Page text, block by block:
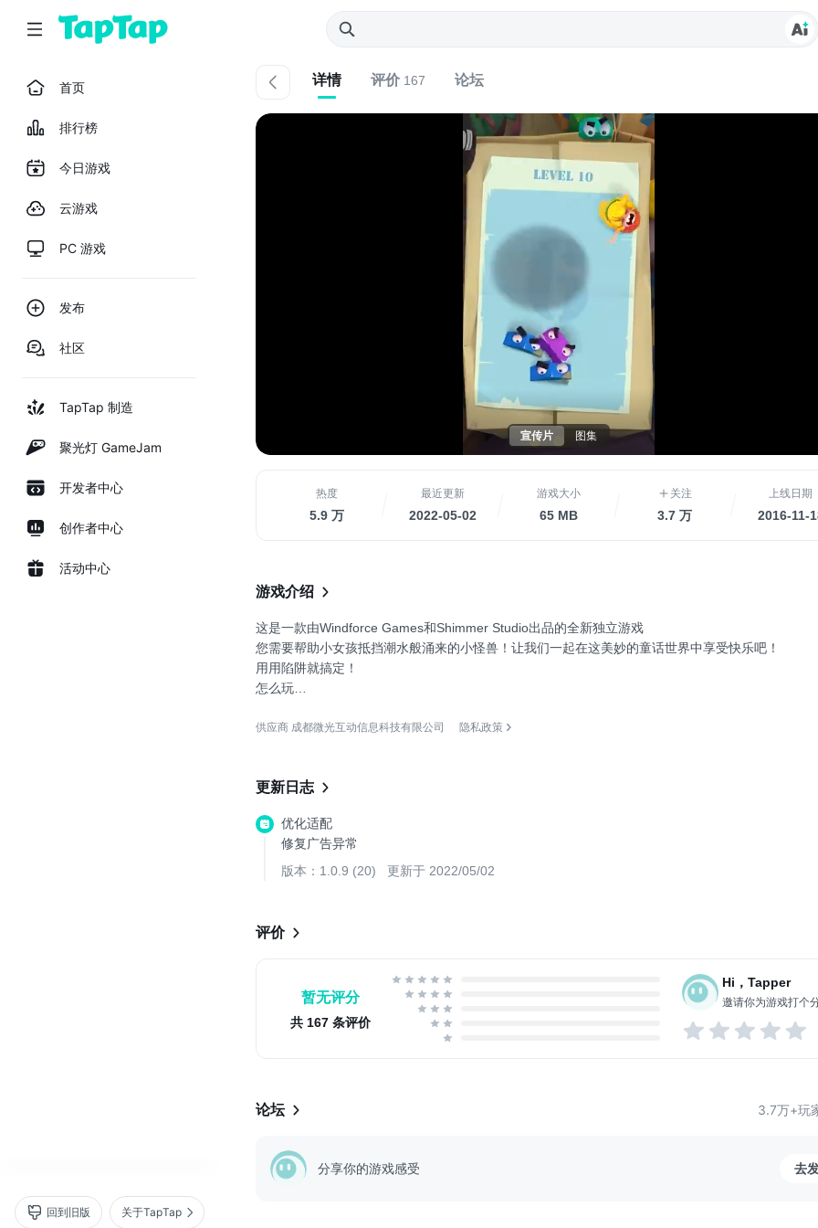
首页
排行榜
今日游戏
云游戏
PC 游戏
发布
社区
TapTap 制造
聚光灯 GameJam
开发者中心
创作者中心
活动中心
回到旧版 关于TapTap
详情 评价 167 论坛
宣传片 图集
热度
5.9 万
最近更新
2022-05-02
游戏大小
65 MB
关注
3.7 万
上线日期
2016-11-
游戏介绍
这是一款由Windforce Games和Shimmer Studio出品的全新独立游戏
您需要帮助小女孩抵挡潮水般涌来的小怪兽！让我们一起在这美妙的童话世界中享受快乐吧！
用用陷阱就搞定！
怎么玩
所有的陷阱都是您的武器，快点击败敌人！
- 易学难精，非常有趣的玩法
- 坑陷阱、电击陷阱、笔陷阱等多样的陷阱供您使用
- 吃下糖果，可以激发特殊的角色技能
- 50关后，开启无限...
供应商 成都微光互动信息科技有限公司 隐私政策
更新日志
优化适配
修复广告异常
版本：1.0.9 (20)
更新于 2022/05/02
评价
暂无评分
共 167 条评价
Hi，Tapper
邀请你为游戏打个
论坛 3.7万+玩
分享你的游戏感受 去